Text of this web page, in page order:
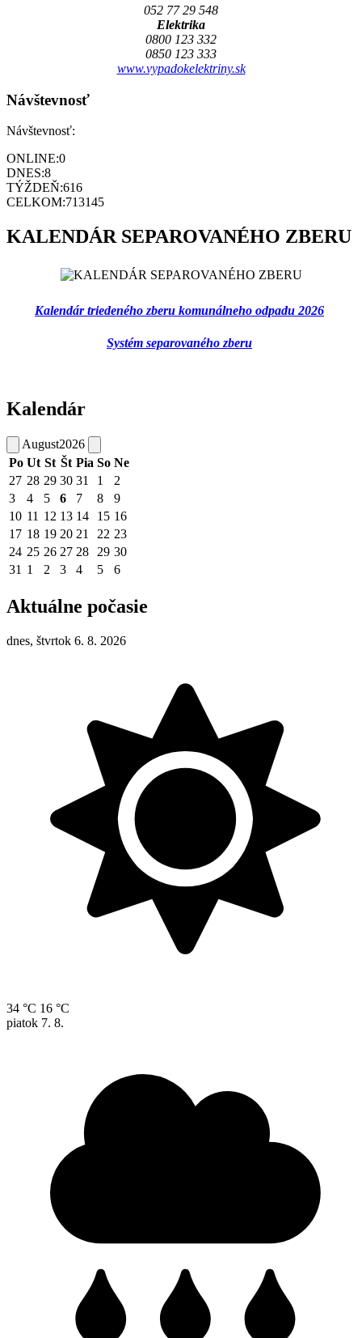
052 77 29 548
Elektrika
0800 123 332
0850 123 333
www.vypadokelektriny.sk
Návštevnosť
Návštevnosť:
ONLINE:0
DNES:8
TÝŽDEŇ:616
CELKOM:713145
KALENDÁR SEPAROVANÉHO ZBERU
Kalendár triedeného zberu komunálneho odpadu 2026
Systém separovaného zberu
Kalendár
August2026
Po Ut St Št Pia So Ne
27 28 29 30 31 1
2
3
4 5 6 7 8
9
10 11 12 13 14 15 16
17 18 19 20 21 22 23
24 25 26 27 28 29 30
31 1 2 3 4 5 6
Aktuálne počasie
dnes, štvrtok 6. 8. 2026
34 °C 16 °C
piatok 7. 8.